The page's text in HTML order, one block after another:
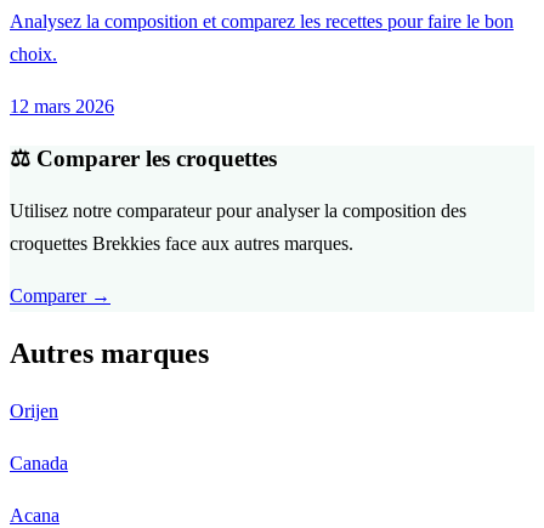
Analysez la composition et comparez les recettes pour faire le bon
choix.
12 mars 2026
⚖️ Comparer les croquettes
Utilisez notre comparateur pour analyser la composition des
croquettes Brekkies face aux autres marques.
Comparer →
Autres marques
Orijen
Canada
Acana